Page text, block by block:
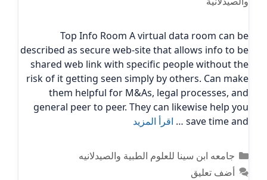
Top Info Room A virtual data room can be
described as secure web-site that allows info to be
shared web link with specific people without the
risk of it getting seen simply by others. Can make
them helpful for M&As, legal processes, and
general peer to peer. They can likewise help you
save time and …
اقرأ المزيد
التصنيفات
جامعه ابن سينا للعلوم الطبية والصيدلانيه
أضف تعليق